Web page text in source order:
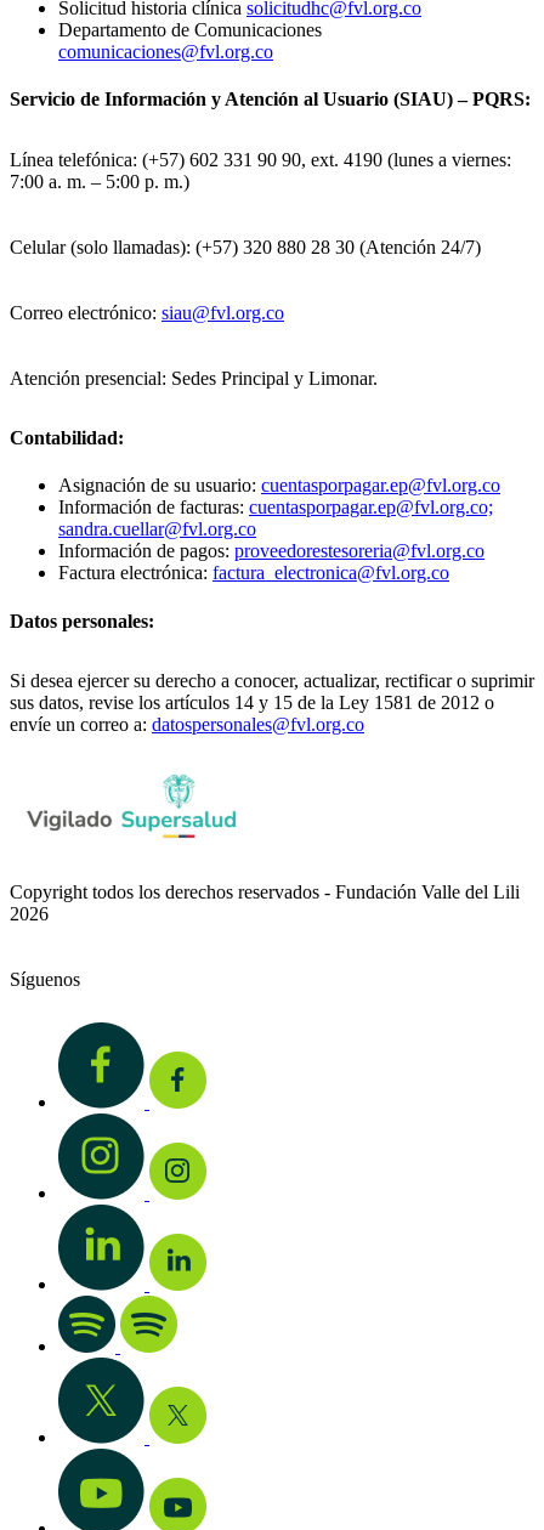
Solicitud historia clínica solicitudhc@fvl.org.co
Departamento de Comunicaciones
comunicaciones@fvl.org.co
Servicio de Información y Atención al Usuario (SIAU) – PQRS:
Línea telefónica: (+57) 602 331 90 90, ext. 4190 (lunes a viernes:
7:00 a. m. – 5:00 p. m.)
Celular (solo llamadas): (+57) 320 880 28 30 (Atención 24/7)
Correo electrónico: siau@fvl.org.co
Atención presencial: Sedes Principal y Limonar.
Contabilidad:
Asignación de su usuario: cuentasporpagar.ep@fvl.org.co
Información de facturas: cuentasporpagar.ep@fvl.org.co;
sandra.cuellar@fvl.org.co
Información de pagos: proveedorestesoreria@fvl.org.co
Factura electrónica: factura_electronica@fvl.org.co
Datos personales:
Si desea ejercer su derecho a conocer, actualizar, rectificar o suprimir
sus datos, revise los artículos 14 y 15 de la Ley 1581 de 2012 o
envíe un correo a: datospersonales@fvl.org.co
Copyright todos los derechos reservados - Fundación Valle del Lili
2026
Síguenos